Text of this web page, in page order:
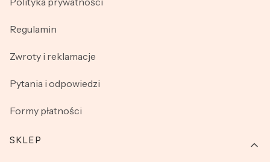
Regulamin
Zwroty i reklamacje
Pytania i odpowiedzi
Formy płatności
SKLEP